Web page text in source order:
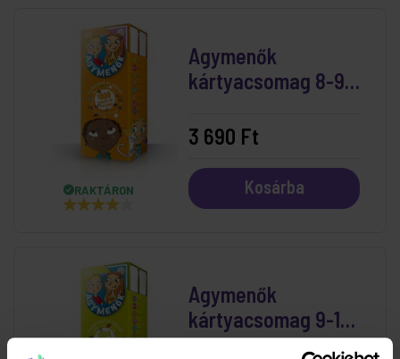
RAKTÁRON
Agymenők
kártyacsomag 8-9
3 690 Ft
Kosárba
Agymenők
kártyacsomag 9-10
éveseknek